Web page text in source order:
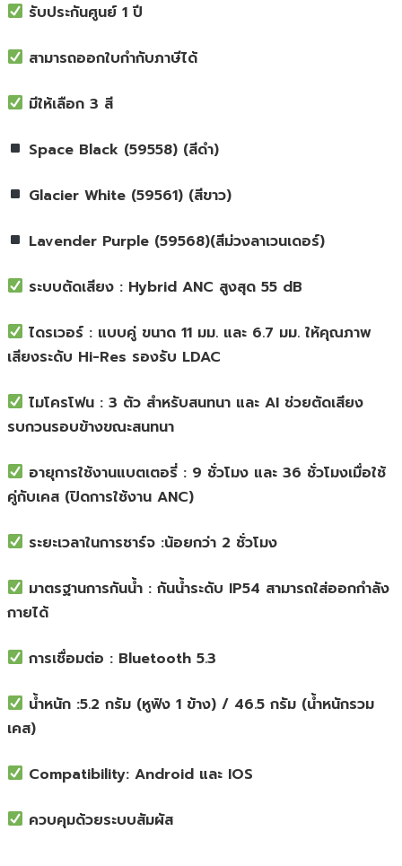
สาย
ให้
3
(Space
White,Lavender
ของ
ประกัน
1ปี
รับประกันศูนย์ 1 ปี
สามารถออกใบกำกับภาษีได้
มีให้เลือก 3 สี
Space Black (59558) (สีดำ)
Glacier White (59561) (สีขาว)
Lavender Purple (59568)(สีม่วงลาเวนเดอร์)
ระบบตัดเสียง : Hybrid ANC สูงสุด 55 dB
ไดรเวอร์ : แบบคู่ ขนาด 11 มม. และ 6.7 มม. ให้คุณภาพ
เสียงระดับ Hi-Res รองรับ LDAC
ไมโครโฟน : 3 ตัว สำหรับสนทนา และ AI ช่วยตัดเสียง
รบกวนรอบข้างขณะสนทนา
อายุการใช้งานแบตเตอรี่ : 9 ชั่วโมง และ 36 ชั่วโมงเมื่อใช้
คู่กับเคส (ปิดการใช้งาน ANC)
ระยะเวลาในการชาร์จ :น้อยกว่า 2 ชั่วโมง
มาตรฐานการกันน้ำ : กันน้ำระดับ IP54 สามารถใส่ออกกำลัง
กายได้
การเชื่อมต่อ : Bluetooth 5.3
น้ำหนัก :5.2 กรัม (หูฟัง 1 ข้าง) / 46.5 กรัม (น้ำหนักรวม
เคส)
Compatibility: Android และ IOS
ควบคุมด้วยระบบสัมผัส